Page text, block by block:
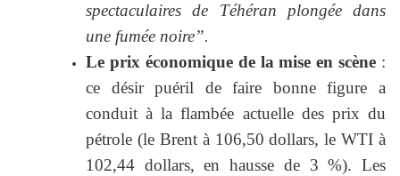
spectaculaires de Téhéran plongée dans
une fumée noire”.
Le prix économique de la mise en scène :
ce désir puéril de faire bonne figure a
conduit à la flambée actuelle des prix du
pétrole (le Brent à 106,50 dollars, le WTI à
102,44 dollars, en hausse de 3 %). Les